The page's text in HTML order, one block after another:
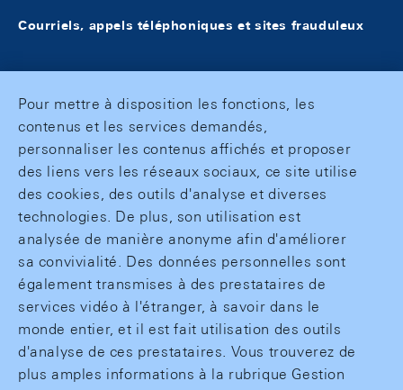
Courriels, appels téléphoniques et sites frauduleux
Pour mettre à disposition les fonctions, les
contenus et les services demandés,
personnaliser les contenus affichés et proposer
des liens vers les réseaux sociaux, ce site utilise
des cookies, des outils d'analyse et diverses
technologies. De plus, son utilisation est
analysée de manière anonyme afin d'améliorer
sa convivialité. Des données personnelles sont
également transmises à des prestataires de
services vidéo à l'étranger, à savoir dans le
monde entier, et il est fait utilisation des outils
d'analyse de ces prestataires. Vous trouverez de
plus amples informations à la rubrique Gestion